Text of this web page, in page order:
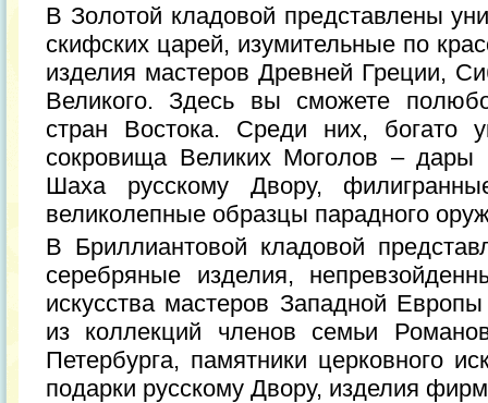
В Золотой кладовой представлены
скифских царей, изумительные по
изделия мастеров Древней Греции,
Великого. Здесь вы сможете
стран Востока. Среди них, богато
сокровища Великих Моголов – дары
Шаха русскому Двору,
великолепные образцы парадного
В Бриллиантовой кладовой
серебряные изделия,
искусства мастеров Западной
из коллекций членов семьи
Петербурга, памятники церковного
подарки русскому Двору, изделия